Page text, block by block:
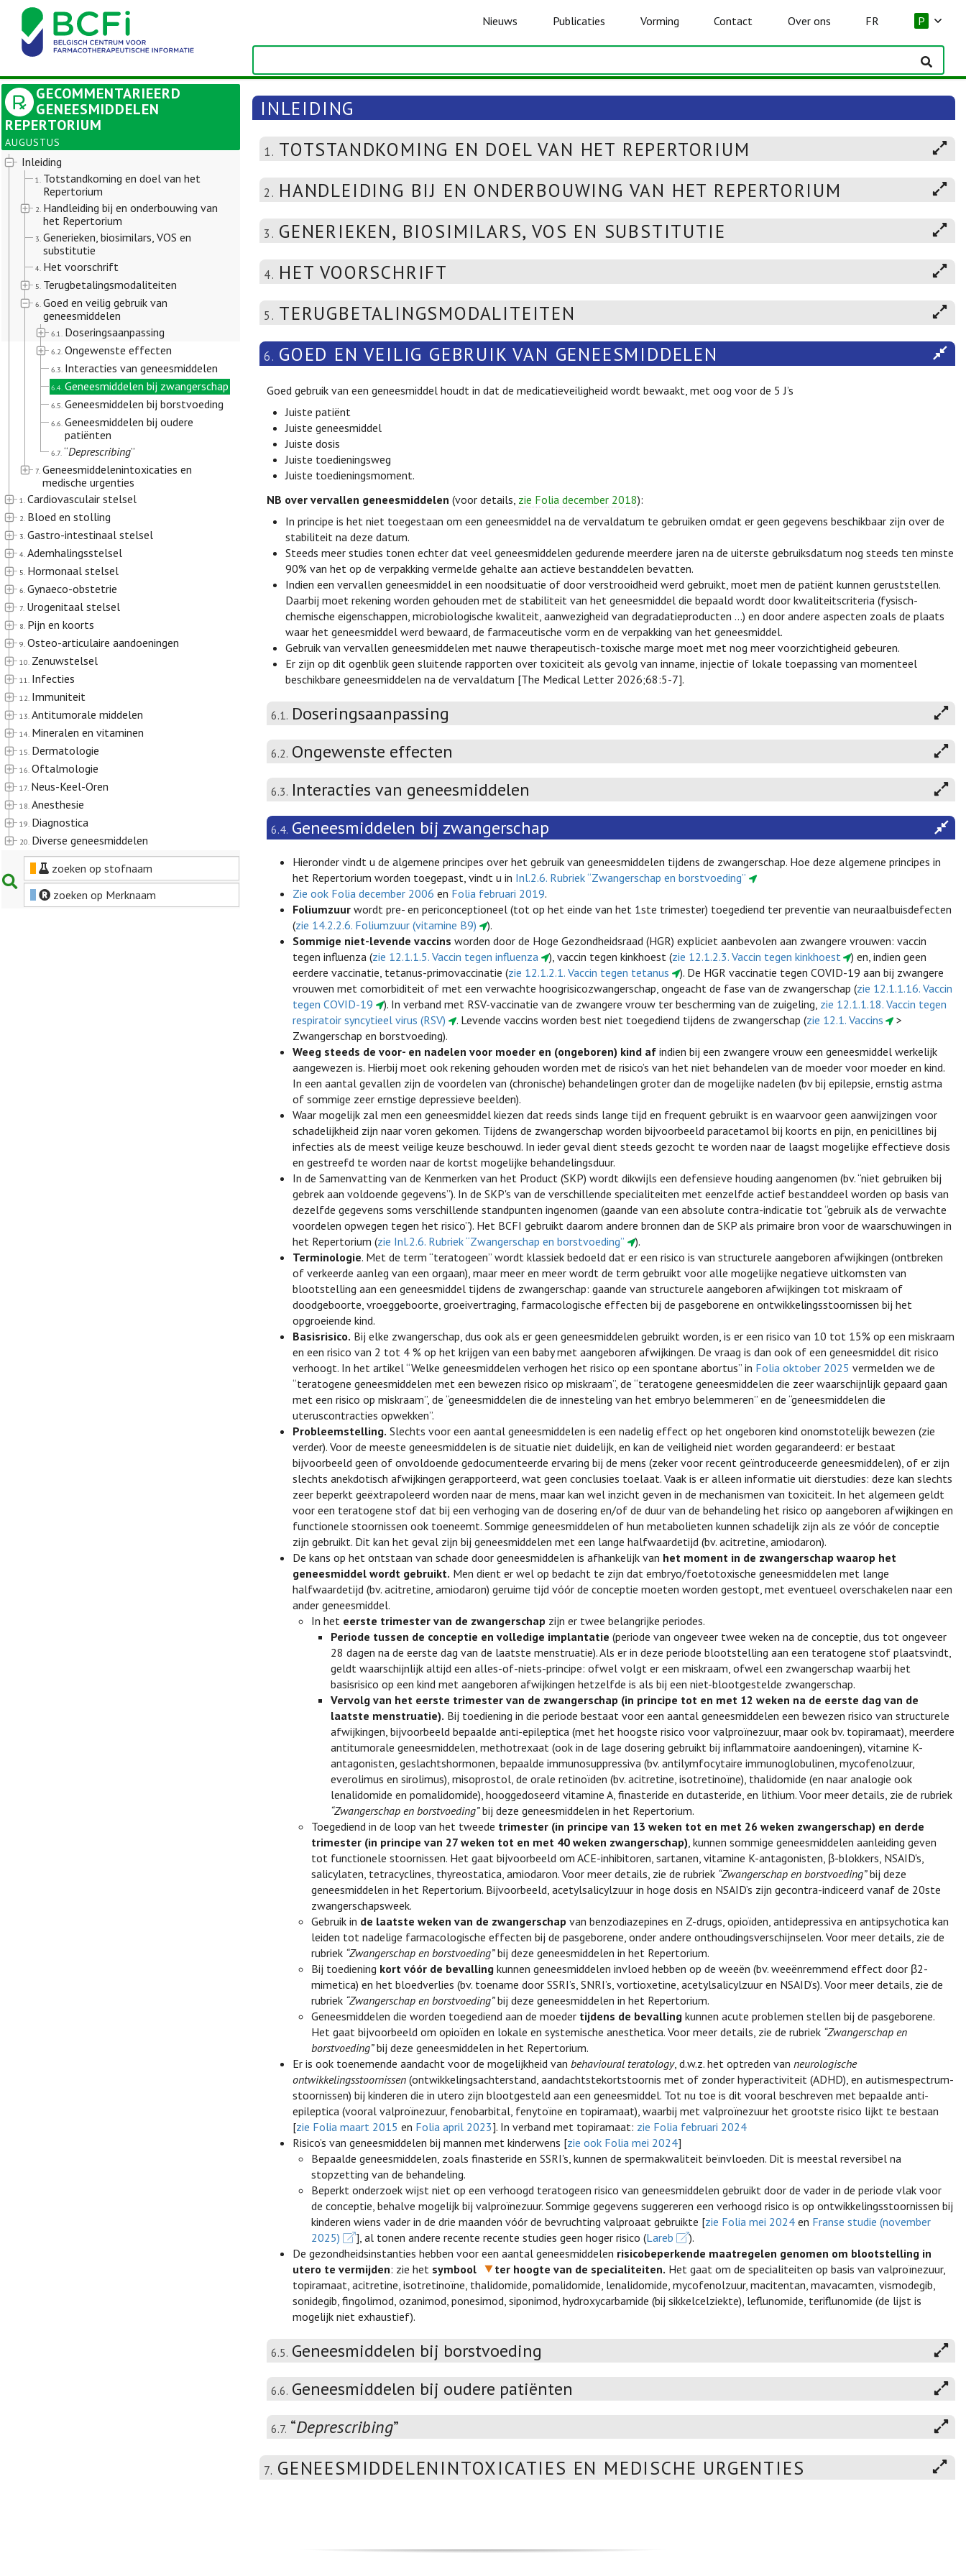
Nieuws Publicaties Vorming Contact Over ons FR P
GECOMMENTARIEERD
GENEESMIDDELEN
REPERTORIUM
AUGUSTUS
Inleiding
1. Totstandkoming en doel van het
Repertorium
2. Handleiding bij en onderbouwing van
het Repertorium
3. Generieken, biosimilars, VOS en
substitutie
4. Het voorschrift
5. Terugbetalingsmodaliteiten
6. Goed en veilig gebruik van
geneesmiddelen
6.1. Doseringsaanpassing
6.2. Ongewenste effecten
6.3. Interacties van geneesmiddelen
6.4. Geneesmiddelen bij zwangerschap
6.5. Geneesmiddelen bij borstvoeding
6.6. Geneesmiddelen bij oudere
patiënten
6.7. “Deprescribing”
7. Geneesmiddelenintoxicaties en
medische urgenties
1. Cardiovasculair stelsel
2. Bloed en stolling
3. Gastro-intestinaal stelsel
4. Ademhalingsstelsel
5. Hormonaal stelsel
6. Gynaeco-obstetrie
7. Urogenitaal stelsel
8. Pijn en koorts
9. Osteo-articulaire aandoeningen
10. Zenuwstelsel
11. Infecties
12. Immuniteit
13. Antitumorale middelen
14. Mineralen en vitaminen
15. Dermatologie
16. Oftalmologie
17. Neus-Keel-Oren
18. Anesthesie
19. Diagnostica
20. Diverse geneesmiddelen
zoeken op stofnaam
zoeken op Merknaam
INLEIDING
1. TOTSTANDKOMING EN DOEL VAN HET REPERTORIUM
2. HANDLEIDING BIJ EN ONDERBOUWING VAN HET REPERTORIUM
3. GENERIEKEN, BIOSIMILARS, VOS EN SUBSTITUTIE
4. HET VOORSCHRIFT
5. TERUGBETALINGSMODALITEITEN
6. GOED EN VEILIG GEBRUIK VAN GENEESMIDDELEN
Goed gebruik van een geneesmiddel houdt in dat de medicatieveiligheid wordt bewaakt, met oog voor de 5 J’s
Juiste patiënt
Juiste geneesmiddel
Juiste dosis
Juiste toedieningsweg
Juiste toedieningsmoment.
NB over vervallen geneesmiddelen (voor details, zie Folia december 2018):
In principe is het niet toegestaan om een geneesmiddel na de vervaldatum te gebruiken omdat er geen gegevens beschikbaar zijn over de
stabiliteit na deze datum.
Steeds meer studies tonen echter dat veel geneesmiddelen gedurende meerdere jaren na de uiterste gebruiksdatum nog steeds ten minste
90% van het op de verpakking vermelde gehalte aan actieve bestanddelen bevatten.
Indien een vervallen geneesmiddel in een noodsituatie of door verstrooidheid werd gebruikt, moet men de patiënt kunnen geruststellen.
Daarbij moet rekening worden gehouden met de stabiliteit van het geneesmiddel die bepaald wordt door kwaliteitscriteria (fysisch-
chemische eigenschappen, microbiologische kwaliteit, aanwezigheid van degradatieproducten ...) en door andere aspecten zoals de plaats
waar het geneesmiddel werd bewaard, de farmaceutische vorm en de verpakking van het geneesmiddel.
Gebruik van vervallen geneesmiddelen met nauwe therapeutisch-toxische marge moet met nog meer voorzichtigheid gebeuren.
Er zijn op dit ogenblik geen sluitende rapporten over toxiciteit als gevolg van inname, injectie of lokale toepassing van momenteel
beschikbare geneesmiddelen na de vervaldatum [The Medical Letter 2026;68:5-7].
6.1. Doseringsaanpassing
6.2. Ongewenste effecten
6.3. Interacties van geneesmiddelen
6.4. Geneesmiddelen bij zwangerschap
Hieronder vindt u de algemene principes over het gebruik van geneesmiddelen tijdens de zwangerschap. Hoe deze algemene principes in
het Repertorium worden toegepast, vindt u in Inl.2.6. Rubriek “Zwangerschap en borstvoeding”
Zie ook Folia december 2006 en Folia februari 2019.
Foliumzuur wordt pre- en periconceptioneel (tot op het einde van het 1ste trimester) toegediend ter preventie van neuraalbuisdefecten
(zie 14.2.2.6. Foliumzuur (vitamine B9)
).
Sommige niet-levende vaccins worden door de Hoge Gezondheidsraad (HGR) expliciet aanbevolen aan zwangere vrouwen: vaccin
tegen influenza (zie 12.1.1.5. Vaccin tegen influenza ), vaccin tegen kinkhoest (zie 12.1.2.3. Vaccin tegen kinkhoest
) en, indien geen
eerdere vaccinatie, tetanus-primovaccinatie (zie 12.1.2.1. Vaccin tegen tetanus
). De HGR vaccinatie tegen COVID-19 aan bij zwangere
vrouwen met comorbiditeit of met een verwachte hoogrisicozwangerschap, ongeacht de fase van de zwangerschap (zie 12.1.1.16. Vaccin
tegen COVID-19
). In verband met RSV-vaccinatie van de zwangere vrouw ter bescherming van de zuigeling, zie 12.1.1.18. Vaccin tegen
respiratoir syncytieel virus (RSV)
. Levende vaccins worden best niet toegediend tijdens de zwangerschap (zie 12.1. Vaccins
>
Zwangerschap en borstvoeding).
Weeg steeds de voor- en nadelen voor moeder en (ongeboren) kind af indien bij een zwangere vrouw een geneesmiddel werkelijk
aangewezen is. Hierbij moet ook rekening gehouden worden met de risico’s van het niet behandelen van de moeder voor moeder en kind.
In een aantal gevallen zijn de voordelen van (chronische) behandelingen groter dan de mogelijke nadelen (bv bij epilepsie, ernstig astma
of sommige zeer ernstige depressieve beelden).
Waar mogelijk zal men een geneesmiddel kiezen dat reeds sinds lange tijd en frequent gebruikt is en waarvoor geen aanwijzingen voor
schadelijkheid zijn naar voren gekomen. Tijdens de zwangerschap worden bijvoorbeeld paracetamol bij koorts en pijn, en penicillines bij
infecties als de meest veilige keuze beschouwd. In ieder geval dient steeds gezocht te worden naar de laagst mogelijke effectieve dosis
en gestreefd te worden naar de kortst mogelijke behandelingsduur.
In de Samenvatting van de Kenmerken van het Product (SKP) wordt dikwijls een defensieve houding aangenomen (bv. “niet gebruiken bij
gebrek aan voldoende gegevens”). In de SKP's van de verschillende specialiteiten met eenzelfde actief bestanddeel worden op basis van
dezelfde gegevens soms verschillende standpunten ingenomen (gaande van een absolute contra-indicatie tot “gebruik als de verwachte
voordelen opwegen tegen het risico”). Het BCFI gebruikt daarom andere bronnen dan de SKP als primaire bron voor de waarschuwingen in
het Repertorium (zie Inl.2.6. Rubriek “Zwangerschap en borstvoeding”
).
Terminologie. Met de term “teratogeen” wordt klassiek bedoeld dat er een risico is van structurele aangeboren afwijkingen (ontbreken
of verkeerde aanleg van een orgaan), maar meer en meer wordt de term gebruikt voor alle mogelijke negatieve uitkomsten van
blootstelling aan een geneesmiddel tijdens de zwangerschap: gaande van structurele aangeboren afwijkingen tot miskraam of
doodgeboorte, vroeggeboorte, groeivertraging, farmacologische effecten bij de pasgeborene en ontwikkelingsstoornissen bij het
opgroeiende kind.
Basisrisico. Bij elke zwangerschap, dus ook als er geen geneesmiddelen gebruikt worden, is er een risico van 10 tot 15% op een miskraam
en een risico van 2 tot 4 % op het krijgen van een baby met aangeboren afwijkingen. De vraag is dan ook of een geneesmiddel dit risico
verhoogt. In het artikel “Welke geneesmiddelen verhogen het risico op een spontane abortus” in Folia oktober 2025 vermelden we de
“teratogene geneesmiddelen met een bewezen risico op miskraam”, de “teratogene geneesmiddelen die zeer waarschijnlijk gepaard gaan
met een risico op miskraam”, de “geneesmiddelen die de innesteling van het embryo belemmeren” en de “geneesmiddelen die
uteruscontracties opwekken”.
Probleemstelling. Slechts voor een aantal geneesmiddelen is een nadelig effect op het ongeboren kind onomstotelijk bewezen (zie
verder). Voor de meeste geneesmiddelen is de situatie niet duidelijk, en kan de veiligheid niet worden gegarandeerd: er bestaat
bijvoorbeeld geen of onvoldoende gedocumenteerde ervaring bij de mens (zeker voor recent geïntroduceerde geneesmiddelen), of er zijn
slechts anekdotisch afwijkingen gerapporteerd, wat geen conclusies toelaat. Vaak is er alleen informatie uit dierstudies: deze kan slechts
zeer beperkt geëxtrapoleerd worden naar de mens, maar kan wel inzicht geven in de mechanismen van toxiciteit. In het algemeen geldt
voor een teratogene stof dat bij een verhoging van de dosering en/of de duur van de behandeling het risico op aangeboren afwijkingen en
functionele stoornissen ook toeneemt. Sommige geneesmiddelen of hun metabolieten kunnen schadelijk zijn als ze vóór de conceptie
zijn gebruikt. Dit kan het geval zijn bij geneesmiddelen met een lange halfwaardetijd (bv. acitretine, amiodaron).
De kans op het ontstaan van schade door geneesmiddelen is afhankelijk van het moment in de zwangerschap waarop het
geneesmiddel wordt gebruikt. Men dient er wel op bedacht te zijn dat embryo/foetotoxische geneesmiddelen met lange
halfwaardetijd (bv. acitretine, amiodaron) geruime tijd vóór de conceptie moeten worden gestopt, met eventueel overschakelen naar een
ander geneesmiddel.
In het eerste trimester van de zwangerschap zijn er twee belangrijke periodes.
Periode tussen de conceptie en volledige implantatie (periode van ongeveer twee weken na de conceptie, dus tot ongeveer
28 dagen na de eerste dag van de laatste menstruatie). Als er in deze periode blootstelling aan een teratogene stof plaatsvindt,
geldt waarschijnlijk altijd een alles-of-niets-principe: ofwel volgt er een miskraam, ofwel een zwangerschap waarbij het
basisrisico op een kind met aangeboren afwijkingen hetzelfde is als bij een niet-blootgestelde zwangerschap.
Vervolg van het eerste trimester van de zwangerschap (in principe tot en met 12 weken na de eerste dag van de
laatste menstruatie). Bij toediening in die periode bestaat voor een aantal geneesmiddelen een bewezen risico van structurele
afwijkingen, bijvoorbeeld bepaalde anti-epileptica (met het hoogste risico voor valproïnezuur, maar ook bv. topiramaat), meerdere
antitumorale geneesmiddelen, methotrexaat (ook in de lage dosering gebruikt bij inflammatoire aandoeningen), vitamine K-
antagonisten, geslachtshormonen, bepaalde immunosuppressiva (bv. antilymfocytaire immunoglobulinen, mycofenolzuur,
everolimus en sirolimus), misoprostol, de orale retinoïden (bv. acitretine, isotretinoïne), thalidomide (en naar analogie ook
lenalidomide en pomalidomide), hooggedoseerd vitamine A, finasteride en dutasteride, en lithium. Voor meer details, zie de rubriek
“Zwangerschap en borstvoeding”bij deze geneesmiddelen in het Repertorium.
Toegediend in de loop van het tweede trimester (in principe van 13 weken tot en met 26 weken zwangerschap) en derde
trimester (in principe van 27 weken tot en met 40 weken zwangerschap), kunnen sommige geneesmiddelen aanleiding geven
tot functionele stoornissen. Het gaat bijvoorbeeld om ACE-inhibitoren, sartanen, vitamine K-antagonisten, β-blokkers, NSAID's,
salicylaten, tetracyclines, thyreostatica, amiodaron. Voor meer details, zie de rubriek “Zwangerschap en borstvoeding”bij deze
geneesmiddelen in het Repertorium. Bijvoorbeeld, acetylsalicylzuur in hoge dosis en NSAID’s zijn gecontra-indiceerd vanaf de 20ste
zwangerschapsweek.
Gebruik in de laatste weken van de zwangerschap van benzodiazepines en Z-drugs, opioïden, antidepressiva en antipsychotica kan
leiden tot nadelige farmacologische effecten bij de pasgeborene, onder andere onthoudingsverschijnselen. Voor meer details, zie de
rubriek “Zwangerschap en borstvoeding”bij deze geneesmiddelen in het Repertorium.
Bij toediening kort vóór de bevalling kunnen geneesmiddelen invloed hebben op de weeën (bv. weeënremmend effect door β2-
mimetica) en het bloedverlies (bv. toename door SSRI’s, SNRI’s, vortioxetine, acetylsalicylzuur en NSAID’s). Voor meer details, zie de
rubriek “Zwangerschap en borstvoeding”bij deze geneesmiddelen in het Repertorium.
Geneesmiddelen die worden toegediend aan de moeder tijdens de bevalling kunnen acute problemen stellen bij de pasgeborene.
Het gaat bijvoorbeeld om opioïden en lokale en systemische anesthetica. Voor meer details, zie de rubriek “Zwangerschap en
borstvoeding”bij deze geneesmiddelen in het Repertorium.
Er is ook toenemende aandacht voor de mogelijkheid vanbehavioural teratology, d.w.z. het optreden vanneurologische
ontwikkelingsstoornissen (ontwikkelingsachterstand, aandachtstekortstoornis met of zonder hyperactiviteit (ADHD), en autismespectrum-
stoornissen) bij kinderen die in utero zijn blootgesteld aan een geneesmiddel. Tot nu toe is dit vooral beschreven met bepaalde anti-
epileptica (vooral valproïnezuur, fenobarbital, fenytoïne en topiramaat), waarbij met valproïnezuur het grootste risico lijkt te bestaan
[zie Folia maart 2015 en Folia april 2023]. In verband met topiramaat: zie Folia februari 2024
Risico’s van geneesmiddelen bij mannen met kinderwens [zie ook Folia mei 2024]
Bepaalde geneesmiddelen, zoals finasteride en SSRI's, kunnen de spermakwaliteit beïnvloeden. Dit is meestal reversibel na
stopzetting van de behandeling.
Beperkt onderzoek wijst niet op een verhoogd teratogeen risico van geneesmiddelen gebruikt door de vader in de periode vlak voor
de conceptie, behalve mogelijk bij valproïnezuur. Sommige gegevens suggereren een verhoogd risico is op ontwikkelingsstoornissen bij
kinderen wiens vader in de drie maanden vóór de bevruchting valproaat gebruikte [zie Folia mei 2024 en Franse studie (november
2025)
], al tonen andere recente recente studies geen hoger risico (Lareb
).
De gezondheidsinstanties hebben voor een aantal geneesmiddelen risicobeperkende maatregelen genomen om blootstelling in
utero te vermijden: zie het symbool ter hoogte van de specialiteiten. Het gaat om de specialiteiten op basis van valproïnezuur,
topiramaat, acitretine, isotretinoïne, thalidomide, pomalidomide, lenalidomide, mycofenolzuur, macitentan, mavacamten, vismodegib,
sonidegib, fingolimod, ozanimod, ponesimod, siponimod, hydroxycarbamide (bij sikkelcelziekte), leflunomide, teriflunomide (de lijst is
mogelijk niet exhaustief).
6.5. Geneesmiddelen bij borstvoeding
6.6. Geneesmiddelen bij oudere patiënten
6.7. “Deprescribing”
7. GENEESMIDDELENINTOXICATIES EN MEDISCHE URGENTIES